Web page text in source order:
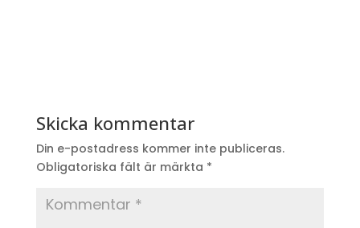
Skicka kommentar
Din e-postadress kommer inte publiceras.
Obligatoriska fält är märkta *